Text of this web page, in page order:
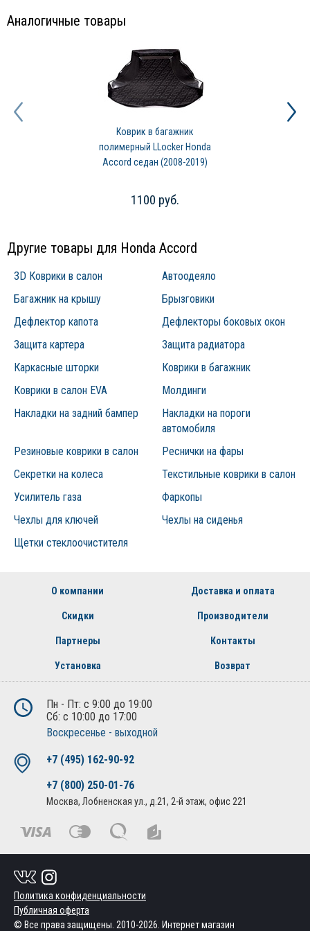
Аналогичные товары
Коврик в багажник
полимерный LLocker Honda
Accord седан (2008-2019)
1100 руб.
Другие товары для Honda Accord
3D Коврики в салон
Автоодеяло
Багажник на крышу
Брызговики
Дефлектор капота
Дефлекторы боковых окон
Защита картера
Защита радиатора
Каркасные шторки
Коврики в багажник
Коврики в салон EVA
Молдинги
Накладки на задний бампер
Накладки на пороги
автомобиля
Резиновые коврики в салон
Реснички на фары
Секретки на колеса
Текстильные коврики в салон
Усилитель газа
Фаркопы
Чехлы для ключей
Чехлы на сиденья
Щетки стеклоочистителя
О компании Доставка и оплата
Скидки Производители
Партнеры Контакты
Установка Возврат
Пн - Пт: с 9:00 до 19:00
Сб: с 10:00 до 17:00
Воскресенье - выходной
+7 (495) 162-90-92
+7 (800) 250-01-76
Москва, Лобненская ул., д.21, 2-й этаж, офис 221
Политика конфиденциальности
Публичная оферта
© Все права защищены. 2010-2026. Интернет магазин